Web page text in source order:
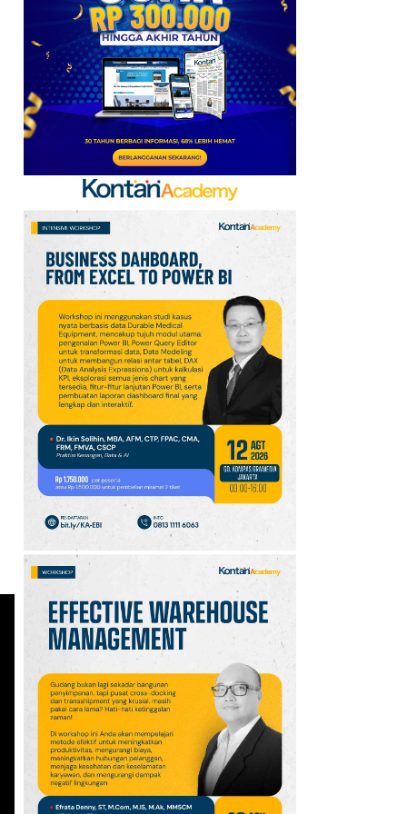
6
Prediksi Persib vs
Persebaya di Final Piala
Presiden 2026: Susunan
Pemain & Skor
Jadwal Persija vs Arema
FC Perebutan Juara 3
Piala Presiden 2026,
Kick-off Sore Ini
8
Simak Prakiraan Cuaca
Jawa Barat Kamis (6/8):
Waspada Hujan Ringan
di 3 Wilayah
Intip Prakiraan Cuaca
Sumsel Kamis (6/8):
Hujan Ringan
Mendominasi, Siapkan
Payung!